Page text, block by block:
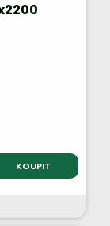
KOUPIT